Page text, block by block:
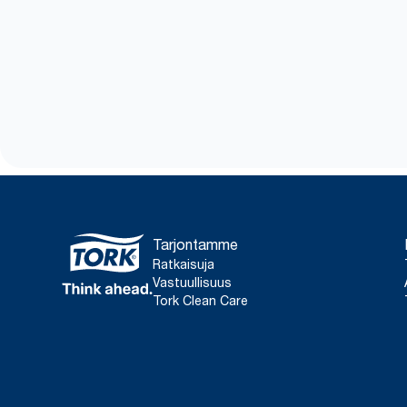
Tarjontamme
Ratkaisuja
Vastuullisuus
Tork Clean Care